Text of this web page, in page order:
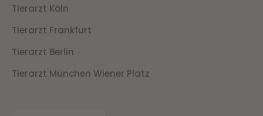
Tierarzt Köln
Tierarzt Frankfurt
Tierarzt Berlin
Tierarzt München Wiener Platz